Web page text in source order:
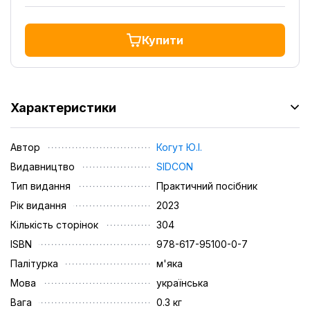
Купити
Характеристики
Автор
Когут Ю.І.
Видавництво
SIDCON
Тип видання
Практичний посібник
Рік видання
2023
Кількість сторінок
304
ISBN
978-617-95100-0-7
Палітурка
м'яка
Мова
українська
Вага
0.3 кг